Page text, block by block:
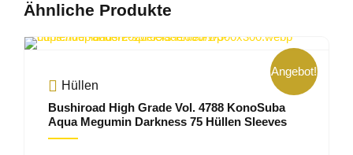
Ähnliche Produkte
Angebot!
Hüllen
Bushiroad High Grade Vol. 4788 KonoSuba
Aqua Megumin Darkness 75 Hüllen Sleeves